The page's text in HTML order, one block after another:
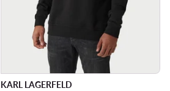
KARL LAGERFELD